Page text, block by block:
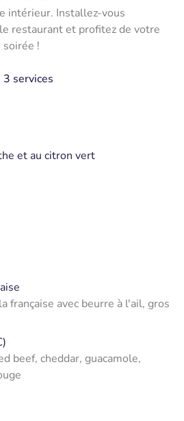
intérieur. Installez-vous
restaurant et profitez de votre
!
3 services
et au citron vert
française avec beurre à l'ail, gros
beef, cheddar, guacamole,